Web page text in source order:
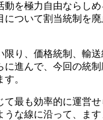
を極力自由ならし
ついて割当統制を
り、価格統制、輸
進んで、今回の統
。
最も効率的に運営
な線に沿って、ま